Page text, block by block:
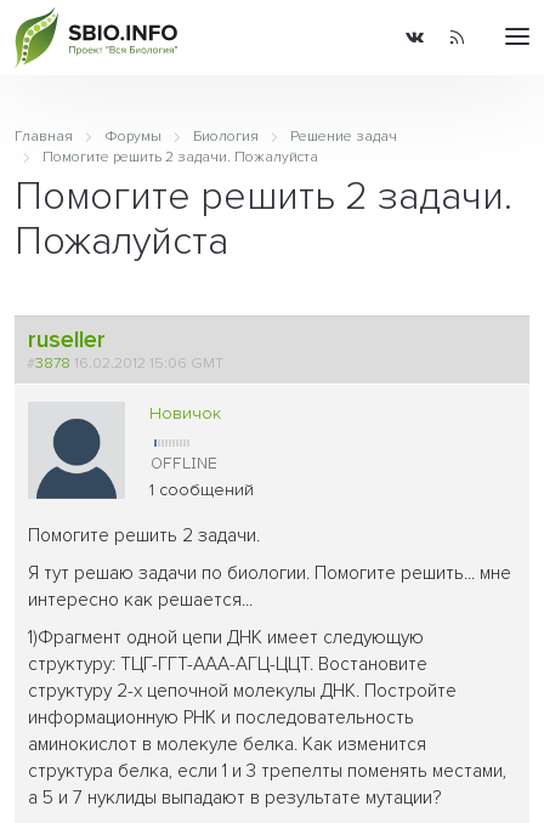
Главная Форумы Биология
Решение задач
Помогите решить 2 задачи. Пожалуйста
Помогите решить 2 задачи.
Пожалуйста
ruseller
#3878 16.02.2012 15:06 GMT
Новичок
1 сообщений
Помогите решить 2 задачи.
Я тут решаю задачи по биологии. Помогите решить... мне
интересно как решается...
1)Фрагмент одной цепи ДНК имеет следующую
структуру: ТЦГ-ГГТ-ААА-АГЦ-ЦЦТ. Востановите
структуру 2-х цепочной молекулы ДНК. Постройте
информационную РНК и последовательность
аминокислот в молекуле белка. Как изменится
структура белка, если 1 и 3 трепелты поменять местами,
а 5 и 7 нуклиды выпадают в результате мутации?